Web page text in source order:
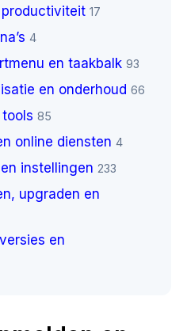
17
4
en taakbalk 93
en onderhoud 66
85
online diensten 4
instellingen 233
upgraden en
en